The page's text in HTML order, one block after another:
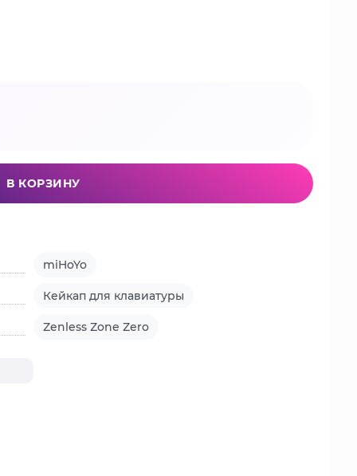
В КОРЗИНУ
miHoYo
Кейкап для клавиатуры
Zenless Zone Zero